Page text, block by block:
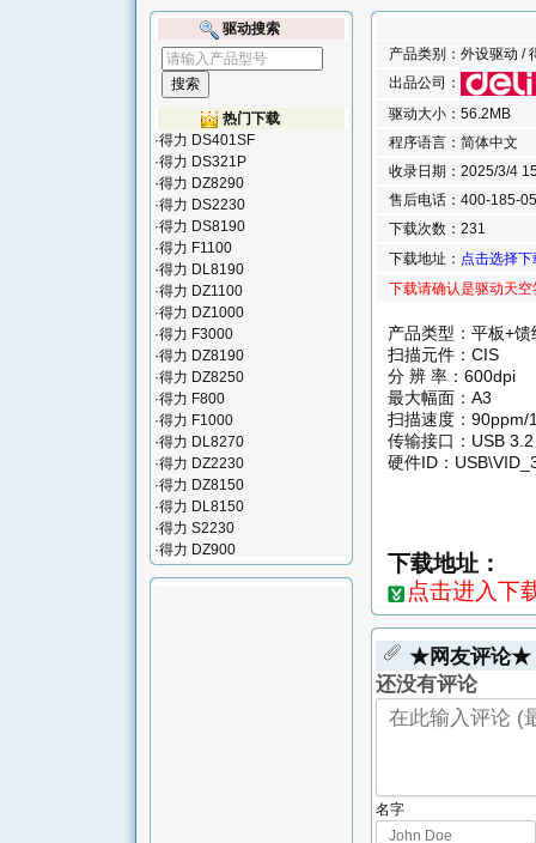
产品类别：外设驱动 /
出品公司：
驱动大小：56.2MB
程序语言：简体中文
收录日期：2025/3/4
售后电话：400-185-
下载次数：231
下载地址： 点击选择
下载请确认是驱动天
产品类型：平板+馈
扫描元件：CIS
分 辨 率：600dpi
最大幅面：A3
扫描速度：90ppm/
传输接口：USB 3.2
硬件ID：
下载地址：
点击进入下
★网友评论★
还没有评论
名字
驱动搜索
热门下载
·得力 DS401SF
·得力 DS321P
·得力 DZ8290
·得力 DS2230
·得力 DS8190
·得力 F1100
·得力 DL8190
·得力 DZ1100
·得力 DZ1000
·得力 F3000
·得力 DZ8190
·得力 DZ8250
·得力 F800
·得力 F1000
·得力 DL8270
·得力 DZ2230
·得力 DZ8150
·得力 DL8150
·得力 S2230
·得力 DZ900